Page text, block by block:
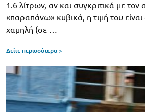
1.6 λίτρων, αν και συγκριτικά με τον
«παραπάνω» κυβικά, η τιμή του είναι
χαμηλή (σε …
Δείτε περισσότερα >